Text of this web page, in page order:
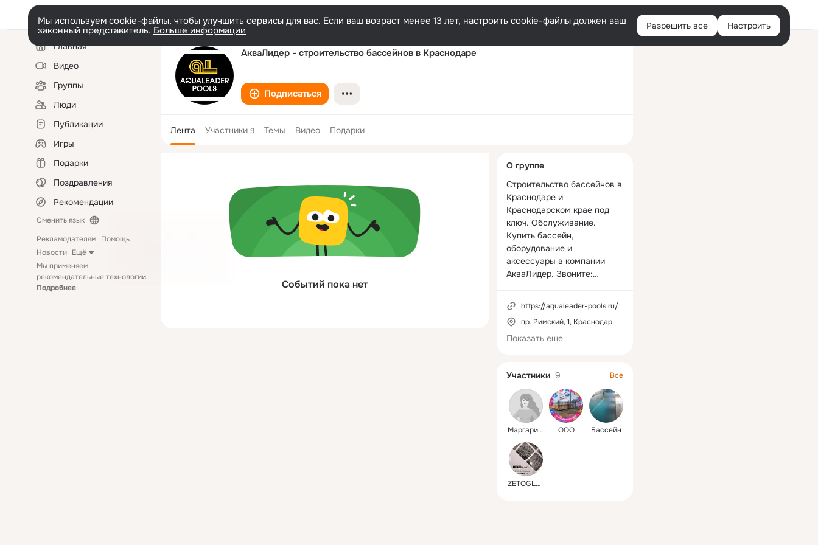
Войти
Мы используем cookie-файлы, чтобы улучшить сервисы для вас. Если ваш возраст менее 13 лет, настроить cookie-файлы должен ваш
законный представитель. Больше информации Разрешить все Настроить
Левая
колонкаГлавная
Видео
Группы
Люди
Публикации
Игры
Подарки
Поздравления
Рекомендации
Сменить язык
Рекламодателям Помощь
Новости Ещё
Мы применяем
рекомендательные технологии
Подробнее
АкваЛидер - строительство бассейнов в Краснодаре
Подписаться
Лента Участники 9 Темы Видео Подарки
Событий пока нет
колонка
О группе
Строительство бассейнов в
Краснодаре и
Краснодарском крае под
ключ. Обслуживание.
Купить бассейн,
оборудование и
аксессуары в компании
АкваЛидер. Звоните:
+7 (988) 24-24-24-5
+7 (861) 24-24-24-5
+7 (961) 586-26-26
https://aqualeader-pools.ru/
пр. Римский, 1, Краснодар
Показать еще
Участники 9 Все
Маргарита OOO Бассейн
ZETOGLASS